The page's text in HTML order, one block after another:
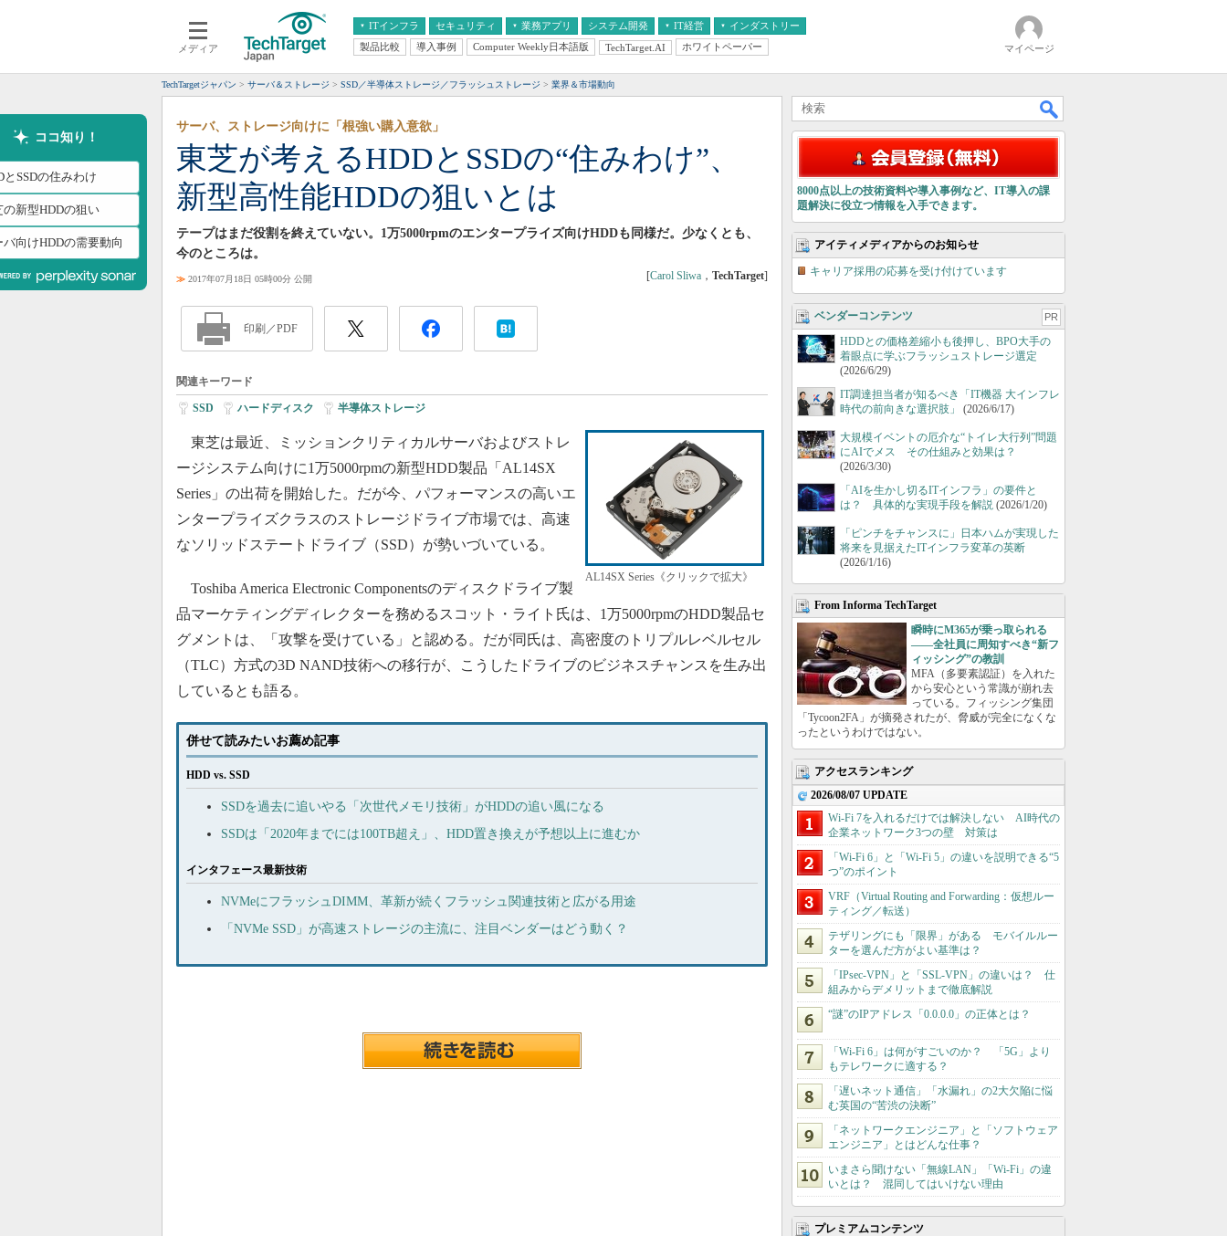
メディア
ITインフラ
クラウド
スマートモバイル
ネットワーク
システム運用管理
セキュリティ 業務アプリ
エンタープライズAI
ERP
CX
情報系システム
システム開発 IT経営
経営とIT
中堅・中小企業とIT
インダストリー
医療IT
教育IT
製品比較 導入事例 Computer Weekly日本語版 TechTarget.AI ホワイトペーパー マイページ
TechTargetジャパン サーバ＆ストレージ SSD／半導体ストレージ／フラッシュストレージ 業界＆市場動向
ココ知り！
とSSDの住みわけ
の新型HDDの狙い
バ向けHDDの需要動向
東芝が考えるHDDとSSDの“住みわけ”、
新型高性能HDDの狙いとは
サーバ、ストレージ向けに「根強い購入意欲」
テープはまだ役割を終えていない。1万5000rpmのエンタープライズ向けHDDも同様だ。少なくとも、
今のところは。
≫ 2017年07月18日 05時00分 公開 [Carol Sliwa ， TechTarget]
印刷／PDF
関連キーワード
SSD ハードディスク 半導体ストレージ
AL14SX Series《クリックで拡大》
東芝は最近、ミッションクリティカルサーバおよびストレ
ージシステム向けに1万5000rpmの新型HDD製品「AL14SX
Series」の出荷を開始した。だが今、パフォーマンスの高いエ
ンタープライズクラスのストレージドライブ市場では、高速
なソリッドステートドライブ（SSD）が勢いづいている。
Toshiba America Electronic Componentsのディスクドライブ製
品マーケティングディレクターを務めるスコット・ライト氏は、1万5000rpmのHDD製品セ
グメントは、「攻撃を受けている」と認める。だが同氏は、高密度のトリプルレベルセル
（TLC）方式の3D NAND技術への移行が、こうしたドライブのビジネスチャンスを生み出
しているとも語る。
併せて読みたいお薦め記事
HDD vs. SSD
SSDを過去に追いやる「次世代メモリ技術」がHDDの追い風になる
SSDは「2020年までには100TB超え」、HDD置き換えが予想以上に進むか
インタフェース最新技術
NVMeにフラッシュDIMM、革新が続くフラッシュ関連技術と広がる用途
「NVMe SSD」が高速ストレージの主流に、注目ベンダーはどう動く？
8000点以上の技術資料や導入事例など、IT導入の課
題解決に役立つ情報を入手できます。
アイティメディアからのお知らせ
キャリア採用の応募を受け付けています
ベンダーコンテンツ PR
HDDとの価格差縮小も後押し、BPO大手の
着眼点に学ぶフラッシュストレージ選定
(2026/6/29)
IT調達担当者が知るべき「IT機器 大インフレ
時代の前向きな選択肢」
(2026/6/17)
大規模イベントの厄介な“トイレ大行列”問題
にAIでメス その仕組みと効果は？
(2026/3/30)
「AIを生かし切るITインフラ」の要件と
は？ 具体的な実現手段を解説 (2026/1/20)
「ピンチをチャンスに」日本ハムが実現した
将来を見据えたITインフラ変革の英断
(2026/1/16)
From Informa TechTarget
瞬時にM365が乗っ取られる
――全社員に周知すべき“新フ
ィッシング”の教訓
MFA（多要素認証）を入れた
から安心という常識が崩れ去
っている。フィッシング集団
「Tycoon2FA」が摘発されたが、脅威が完全になくな
ったというわけではない。
アクセスランキング
2026/08/07 UPDATE
Wi-Fi 7を入れるだけでは解決しない AI時代の
企業ネットワーク3つの壁 対策は
「Wi-Fi 6」と「Wi-Fi 5」の違いを説明できる“5
つ”のポイント
VRF（Virtual Routing and Forwarding：仮想ルー
ティング／転送）
テザリングにも「限界」がある モバイルルー
ターを選んだ方がよい基準は？
「IPsec-VPN」と「SSL-VPN」の違いは？ 仕
組みからデメリットまで徹底解説
“謎”のIPアドレス「0.0.0.0」の正体とは？
「Wi-Fi 6」は何がすごいのか？ 「5G」より
もテレワークに適する？
「遅いネット通信」「水漏れ」の2大欠陥に悩
む英国の“苦渋の決断”
「ネットワークエンジニア」と「ソフトウェア
エンジニア」とはどんな仕事？
いまさら聞けない「無線LAN」「Wi-Fi」の違
いとは？ 混同してはいけない理由
プレミアムコンテンツ